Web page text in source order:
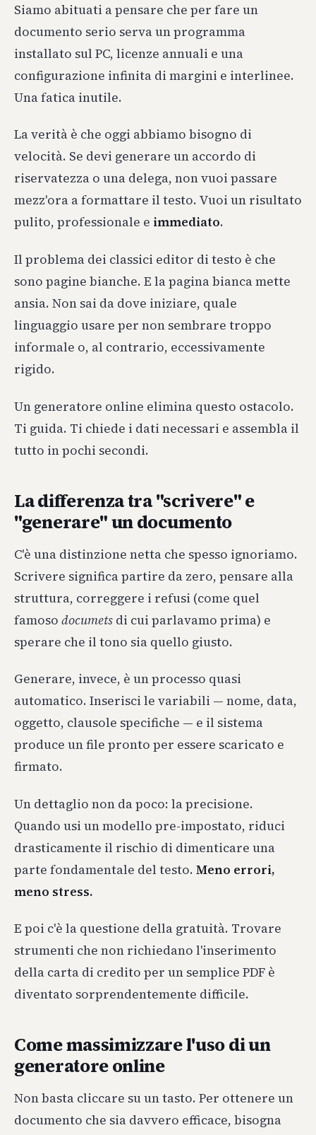
Siamo abituati a pensare che per fare un
documento serio serva un programma
installato sul PC, licenze annuali e una
configurazione infinita di margini e interlinee.
Una fatica inutile.
La verità è che oggi abbiamo bisogno di
velocità. Se devi generare un accordo di
riservatezza o una delega, non vuoi passare
mezz'ora a formattare il testo. Vuoi un risultato
pulito, professionale e immediato.
Il problema dei classici editor di testo è che
sono pagine bianche. E la pagina bianca mette
ansia. Non sai da dove iniziare, quale
linguaggio usare per non sembrare troppo
informale o, al contrario, eccessivamente
rigido.
Un generatore online elimina questo ostacolo.
Ti guida. Ti chiede i dati necessari e assembla il
tutto in pochi secondi.
La differenza tra "scrivere" e
"generare" un documento
C'è una distinzione netta che spesso ignoriamo.
Scrivere significa partire da zero, pensare alla
struttura, correggere i refusi (come quel
famoso documets di cui parlavamo prima) e
sperare che il tono sia quello giusto.
Generare, invece, è un processo quasi
automatico. Inserisci le variabili — nome, data,
oggetto, clausole specifiche — e il sistema
produce un file pronto per essere scaricato e
firmato.
Un dettaglio non da poco: la precisione.
Quando usi un modello pre-impostato, riduci
drasticamente il rischio di dimenticare una
parte fondamentale del testo. Meno errori,
meno stress.
E poi c'è la questione della gratuità. Trovare
strumenti che non richiedano l'inserimento
della carta di credito per un semplice PDF è
diventato sorprendentemente difficile.
Come massimizzare l'uso di un
generatore online
Non basta cliccare su un tasto. Per ottenere un
documento che sia davvero efficace, bisogna